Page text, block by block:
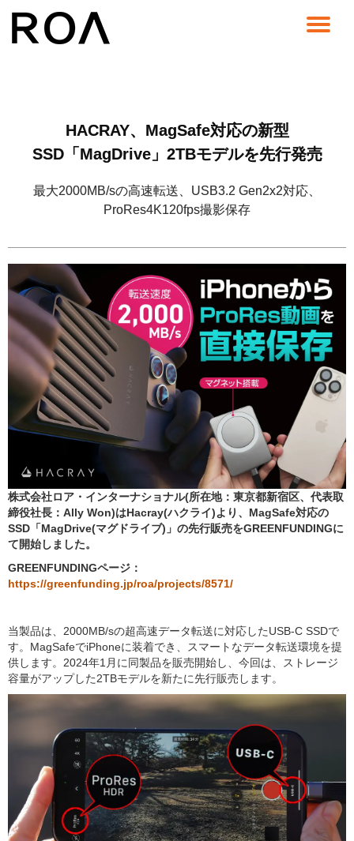
HACRAY、MagSafe対応の新型
SSD「MagDrive」2TBモデルを先行発売
最大2000MB/sの高速転送、USB3.2 Gen2x2対応、
ProRes4K120fps撮影保存
株式会社ロア・インターナショナル(所在地：東京都新宿区、代表取
締役社長：Ally Won)はHacray(ハクライ)より、MagSafe対応の
SSD「MagDrive(マグドライブ)」の先行販売をGREENFUNDINGに
て開始しました。
GREENFUNDINGページ：
https://greenfunding.jp/roa/projects/8571/
当製品は、2000MB/sの超高速データ転送に対応したUSB-C SSDで
す。MagSafeでiPhoneに装着でき、スマートなデータ転送環境を提
供します。2024年1月に同製品を販売開始し、今回は、ストレージ
容量がアップした2TBモデルを新たに先行販売します。